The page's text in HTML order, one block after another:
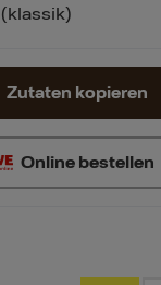
(klassik)
Online bestellen
Zutaten kopieren